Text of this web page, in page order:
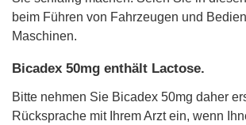
beim Führen von Fahrzeugen und
Maschinen.
Bicadex 50mg enthält Lactose.
Bitte nehmen Sie Bicadex 50mg daher
Rücksprache mit Ihrem Arzt ein, wenn